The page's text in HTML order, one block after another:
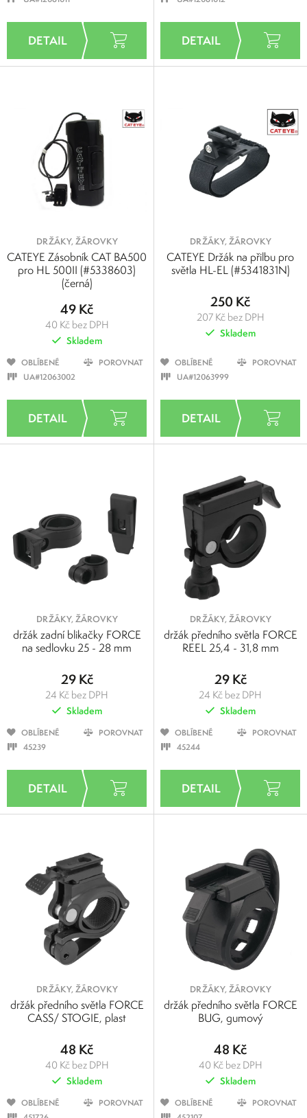
DRŽÁKY, ŽÁROVKY
CATEYE Zásobník CAT BA500
pro HL 500II (#5338603)
(černá)
49 Kč
40 Kč bez DPH
Skladem
OBLÍBENÉ
POROVNAT
UA#12063002
DRŽÁKY, ŽÁROVKY
CATEYE Držák na přilbu pro
světla HL-EL (#5341831N)
250 Kč
207 Kč bez DPH
Skladem
OBLÍBENÉ
POROVNAT
UA#12063999
DRŽÁKY, ŽÁROVKY
držák zadní blikačky FORCE
na sedlovku 25 - 28 mm
29 Kč
24 Kč bez DPH
Skladem
OBLÍBENÉ
POROVNAT
45239
DRŽÁKY, ŽÁROVKY
držák předního světla FORCE
REEL 25,4 - 31,8 mm
29 Kč
24 Kč bez DPH
Skladem
OBLÍBENÉ
POROVNAT
45244
DRŽÁKY, ŽÁROVKY
držák předního světla FORCE
CASS/ STOGIE, plast
48 Kč
40 Kč bez DPH
Skladem
OBLÍBENÉ
POROVNAT
DRŽÁKY, ŽÁROVKY
držák předního světla FORCE
BUG, gumový
48 Kč
40 Kč bez DPH
Skladem
OBLÍBENÉ
POROVNAT